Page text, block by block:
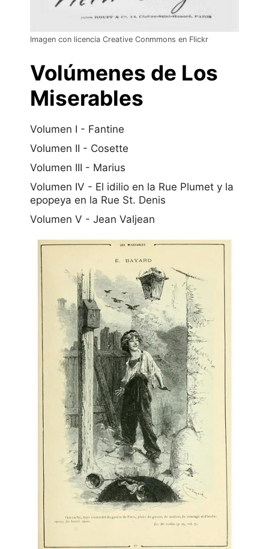
Imagen con licencia Creative Conmmons en Flickr
Volúmenes de Los
Miserables
Volumen I - Fantine
Volumen II - Cosette
Volumen III - Marius
Volumen IV - El idilio en la Rue Plumet y la
epopeya en la Rue St. Denis
Volumen V - Jean Valjean